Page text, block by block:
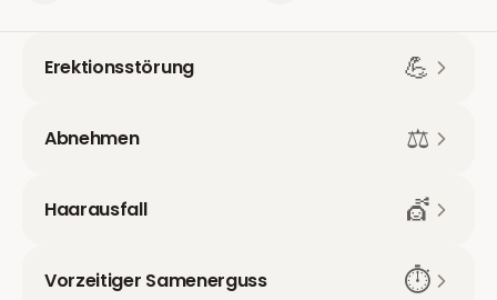
Erektionsstörung 💪
Abnehmen ⚖️
Haarausfall 💇
Vorzeitiger Samenerguss ⏱️